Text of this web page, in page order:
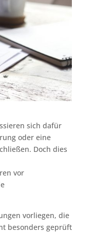
sich dafür
oder eine
Doch dies
vor
vorliegen, die
besonders geprüft